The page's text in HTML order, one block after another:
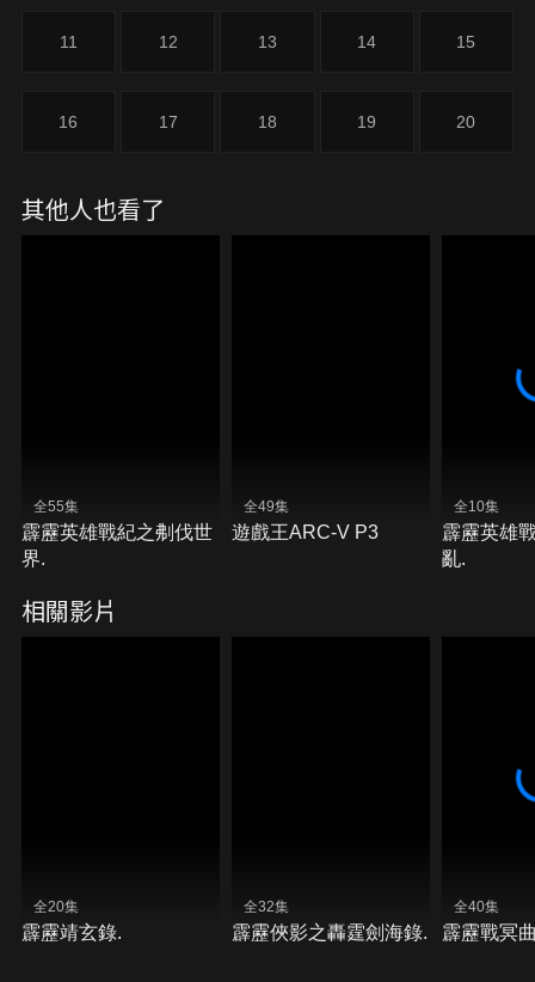
11 12 13 14 15
16 17 18 19 20
其他人也看了
全55集
霹靂英雄戰紀之刜伐世
界.
全49集
遊戲王ARC-V P3
全10集
霹靂英雄
亂.
相關影片
全20集
霹靂靖玄錄.
全32集
霹靂俠影之轟霆劍海錄.
全40集
霹靂戰冥